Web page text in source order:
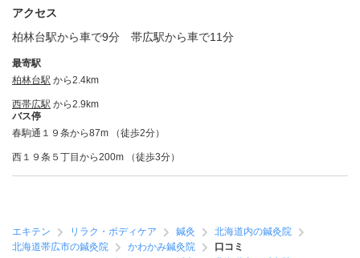
アクセス
柏林台駅から車で9分 帯広駅から車で11分
最寄駅
柏林台駅 から2.4km
西帯広駅 から2.9km
バス停
春駒通１９条から87m （徒歩2分）
西１９条５丁目から200m （徒歩3分）
エキテン リラク・ボディケア 鍼灸
北海道内の鍼灸院
北海道帯広市の鍼灸院
かわかみ鍼灸院
口コミ